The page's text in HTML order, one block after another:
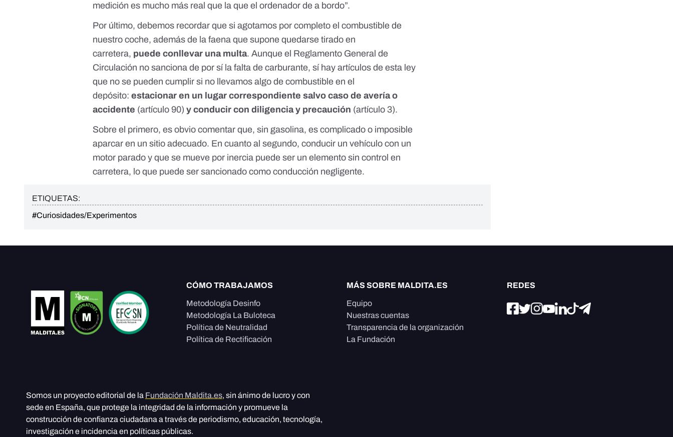
medición es mucho más real que la que el ordenador de a bordo”.
Por último, debemos recordar que si agotamos por completo el combustible de
nuestro coche, además de la faena que supone quedarse tirado en
carretera, puede conllevar una multa. Aunque el Reglamento General de
Circulación no sanciona de por sí la falta de carburante, sí hay artículos de esta ley
que no se pueden cumplir si no llevamos algo de combustible en el
depósito:estacionar en un lugar correspondiente salvo caso de avería o
accidente (artículo 90)y conducir con diligencia y precaución (artículo 3).
Sobre el primero, es obvio comentar que, sin gasolina, es complicado o imposible
aparcar en un sitio adecuado. En cuanto al segundo, conducir un vehículo con un
motor parado y que se mueve por inercia puede ser un elemento sin control en
carretera, lo que puede ser sancionado como conducción negligente.
ETIQUETAS:
#Curiosidades/Experimentos
CÓMO TRABAJAMOS
Metodología Desinfo
Metodología La Buloteca
Política de Neutralidad
Política de Rectificación
MÁS SOBRE MALDITA.ES
Equipo
Nuestras cuentas
Transparencia de la organización
La Fundación
REDES
Somos un proyecto editorial de la Fundación Maldita.es, sin ánimo de lucro y con
sede en España, que protege la integridad de la información y promueve la
construcción de confianza ciudadana a través de periodismo, educación, tecnología,
investigación e incidencia en políticas públicas.